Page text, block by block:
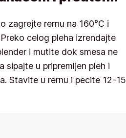
zagrejte rernu na 160°C i
celog pleha izrendajte
i mutite dok smesa ne
sipajte u pripremljen pleh i
Stavite u rernu i pecite 12-15